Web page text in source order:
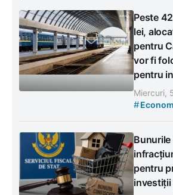
Peste
lei,
pentru
vor fi
pentru
Miercuri,
#
pentru